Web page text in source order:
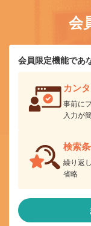
会
会員限定機能であ
カン
事前に
入力が
検索
繰り返
省略